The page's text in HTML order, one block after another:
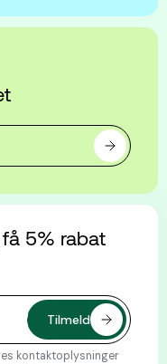
5% rabat
kontaktoplysninger